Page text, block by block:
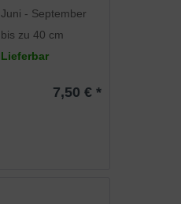
Juni - September
bis zu 40 cm
Lieferbar
7,50 € *